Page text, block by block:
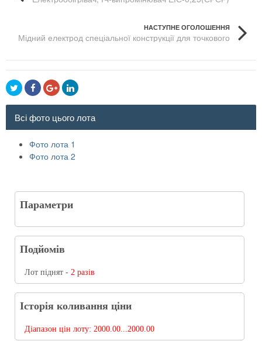
НАСТУПНЕ ОГОЛОШЕННЯ
Мідний електрод спеціальної конструкції для точкового
Всі фото цього лота
Фото лота 1
Фото лота 2
Параметри
Подйомів
Лот піднят - 2 разів
Історія коливання ціни
Діапазон цін лоту: 2000.00...2000.00